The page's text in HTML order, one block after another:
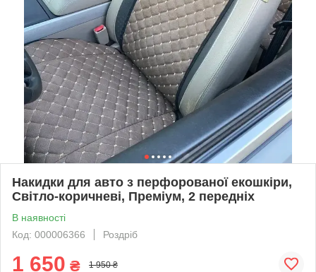
Накидки для авто з перфорованої екошкіри,
Світло-коричневі, Преміум, 2 передніх
В наявності
Код: 000006366
Роздріб
1 650 ₴ 1 950 ₴